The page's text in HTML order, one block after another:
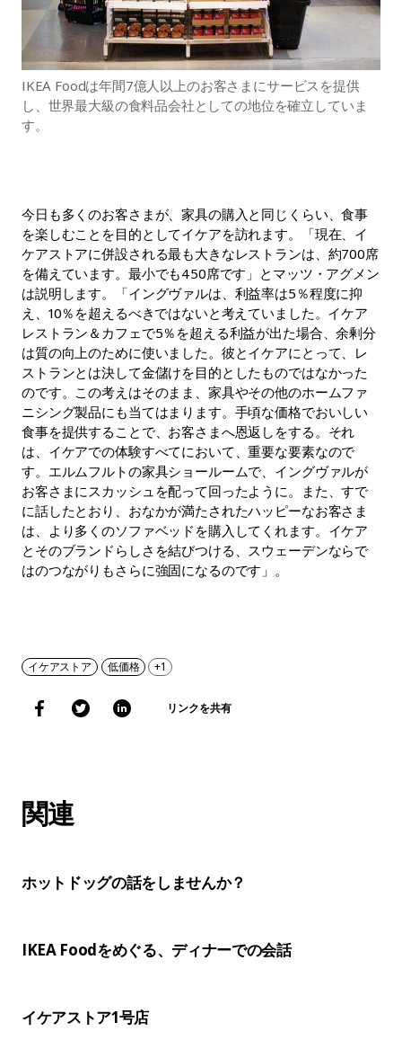
IKEA Foodは年間7億人以上のお客さまにサービスを提供
し、世界最大級の食料品会社としての地位を確立していま
す。
今日も多くのお客さまが、家具の購入と同じくらい、食事
を楽しむことを目的としてイケアを訪れます。「現在、イ
ケアストアに併設される最も大きなレストランは、約700席
を備えています。最小でも450席です」とマッツ・アグメン
は説明します。「イングヴァルは、利益率は5％程度に抑
え、10％を超えるべきではないと考えていました。イケア
レストラン＆カフェで5％を超える利益が出た場合、余剰分
は質の向上のために使いました。彼とイケアにとって、レ
ストランとは決して金儲けを目的としたものではなかった
のです。この考えはそのまま、家具やその他のホームファ
ニシング製品にも当てはまります。手頃な価格でおいしい
食事を提供することで、お客さまへ恩返しをする。それ
は、イケアでの体験すべてにおいて、重要な要素なので
す。エルムフルトの家具ショールームで、イングヴァルが
お客さまにスカッシュを配って回ったように。また、すで
に話したとおり、おなかが満たされたハッピーなお客さま
は、より多くのソファベッドを購入してくれます。イケア
とそのブランドらしさを結びつける、スウェーデンならで
はのつながりもさらに強固になるのです」。
リンクを共有
イケアストア 低価格 +1
関連
ホットドッグの話をしませんか？
IKEA Foodをめぐる、ディナーでの会話
イケアストア1号店